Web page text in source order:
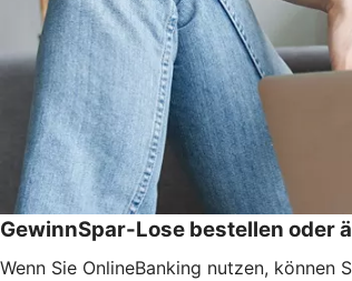
GewinnSpar-Lose bestellen oder
Wenn Sie OnlineBanking nutzen, können